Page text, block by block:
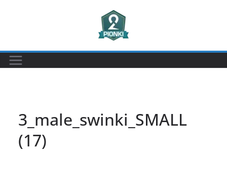
3_male_swinki_SMALL
(17)